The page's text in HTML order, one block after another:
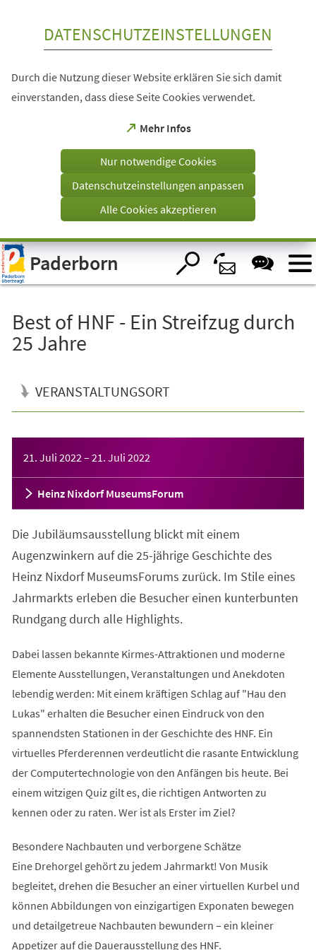
Visuelle
Assistenzsoftware
öffnen.
DATENSCHUTZEINSTELLUNGEN
Durch die Nutzung dieser Website erklären Sie sich damit
einverstanden, dass diese Seite Cookies verwendet.
Mehr Infos
(Öffnet
einem
Tab)
Nur notwendige Cookies
Datenschutzeinstellungen anpassen
Alle Cookies akzeptieren
Paderborn
Best of HNF - Ein Streifzug durch
25 Jahre
VERANSTALTUNGSORT
21. Juli 2022 – 21. Juli 2022
Heinz Nixdorf MuseumsForum
Die Jubiläumsausstellung blickt mit einem
Augenzwinkern auf die 25-jährige Geschichte des
Heinz Nixdorf MuseumsForums zurück. Im Stile eines
Jahrmarkts erleben die Besucher einen kunterbunten
Rundgang durch alle Highlights.
Dabei lassen bekannte Kirmes-Attraktionen und moderne
Elemente Ausstellungen, Veranstaltungen und Anekdoten
lebendig werden: Mit einem kräftigen Schlag auf "Hau den
Lukas" erhalten die Besucher einen Eindruck von den
spannendsten Stationen in der Geschichte des HNF. Ein
virtuelles Pferderennen verdeutlicht die rasante Entwicklung
der Computertechnologie von den Anfängen bis heute. Bei
einem witzigen Quiz gilt es, die richtigen Antworten zu
kennen oder zu raten. Wer ist als Erster im Ziel?
Besondere Nachbauten und verborgene Schätze
Eine Drehorgel gehört zu jedem Jahrmarkt! Von Musik
begleitet, drehen die Besucher an einer virtuellen Kurbel und
können Abbildungen von einzigartigen Exponaten bewegen
und detailgetreue Nachbauten bewundern – ein kleiner
Appetizer auf die Dauerausstellung des HNF.